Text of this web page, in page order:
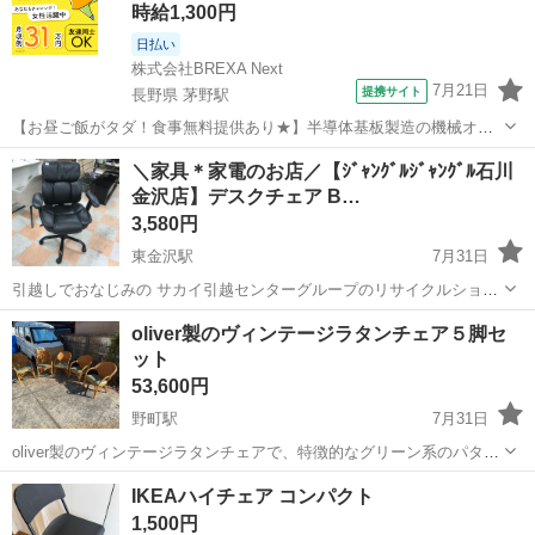
時給1,300円
日払い
株式会社BREXA Next
長野県 茅野駅
提携サイト 7月21日
【お昼ご飯がタダ！食事無料提供あり★】半導体基板製造の機械オペ
レーターや検査作業！未経験活躍中★カップル＆友達同士の応募OK！
赴任旅費会社負担★嬉しい無料送迎◎正社員登用制度あり！マイカー
通勤OK！無料駐車場完備！《長野県茅...
長野 茅野市 茅野駅 その他
＼家具＊家電のお店／【ｼﾞｬﾝｸﾞﾙｼﾞｬﾝｸﾞﾙ石川
金沢店】デスクチェア B…
3,580円
東金沢駅
7月31日
引越しでおなじみの サカイ引越センターグループのリサイクルショッ
プ ジャングルジャングル石川金沢店です(*^^*) 店頭ご購入の際に「ジ
モティを見た」と言っていただくと、ジモティ限定価格(表示価格より
7%O...
石川 金沢市 東金沢駅 ジャングル
oliver製のヴィンテージラタンチェア５脚セ
ット
53,600円
野町駅
7月31日
oliver製のヴィンテージラタンチェアで、特徴的なグリーン系のパター
ン柄クッションが付いています。 こちらは愛知県の老舗家具メーカー
株式会社オリバー（oliver）が手がけた、昭和レトロ・ヴィンテージな
ラタン（籐）アーム...
石川 金沢市
IKEAハイチェア コンパクト
1,500円